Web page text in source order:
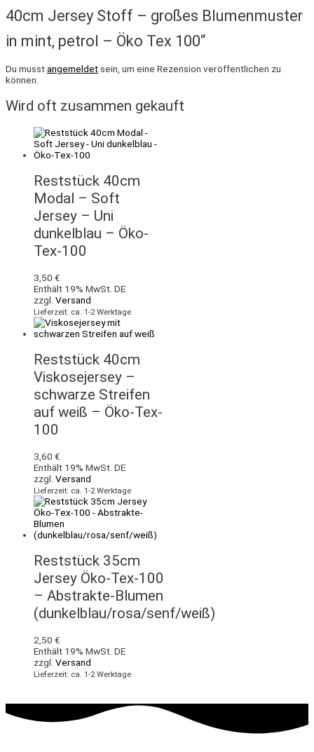
40cm Jersey Stoff – großes Blumenmuster
in mint, petrol – Öko Tex 100“
Du musstangemeldet sein, um eine Rezension veröffentlichen zu
können.
Wird oft zusammen gekauft
Reststück 40cm
Modal – Soft
Jersey – Uni
dunkelblau – Öko-
Tex-100
3,50 €
Enthält 19% MwSt. DE
zzgl. Versand
Lieferzeit: ca. 1-2 Werktage
Reststück 40cm
Viskosejersey –
schwarze Streifen
auf weiß – Öko-Tex-
100
3,60 €
Enthält 19% MwSt. DE
zzgl. Versand
Lieferzeit: ca. 1-2 Werktage
Reststück 35cm
Jersey Öko-Tex-100
– Abstrakte-Blumen
(dunkelblau/rosa/senf/weiß)
2,50 €
Enthält 19% MwSt. DE
zzgl. Versand
Lieferzeit: ca. 1-2 Werktage